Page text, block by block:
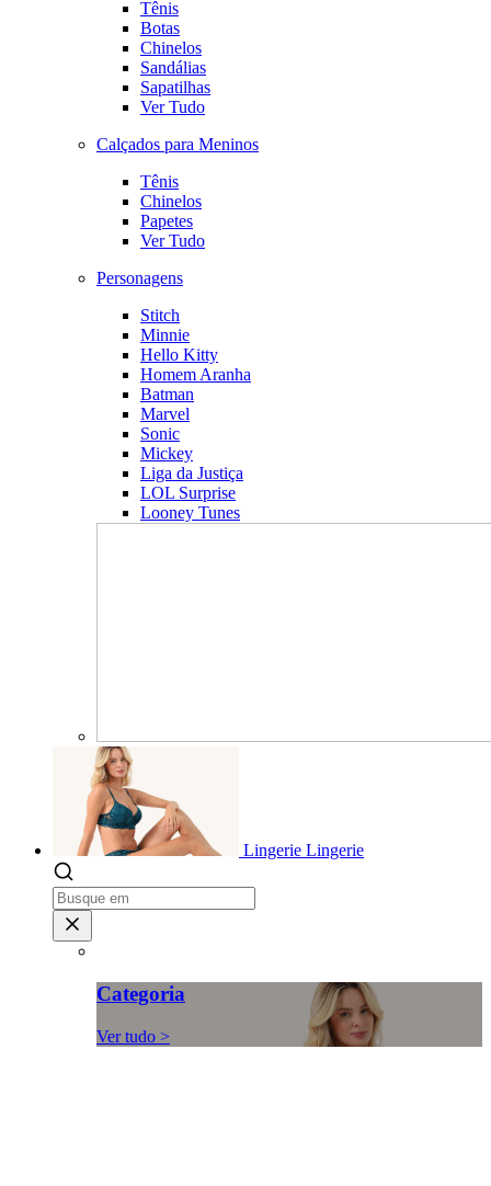
Tênis
Botas
Chinelos
Sandálias
Sapatilhas
Ver Tudo
Calçados para Meninos
Tênis
Chinelos
Papetes
Ver Tudo
Personagens
Stitch
Minnie
Hello Kitty
Homem Aranha
Batman
Marvel
Sonic
Mickey
Liga da Justiça
LOL Surprise
Looney Tunes
Lingerie Lingerie
Categoria
Ver tudo >